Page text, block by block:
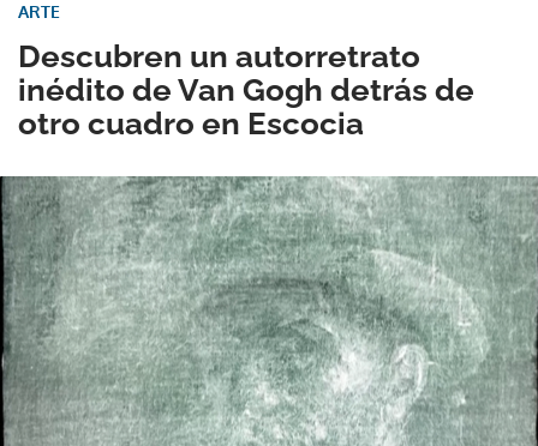
Descubren un autorretrato
inédito de Van Gogh detrás de
otro cuadro en Escocia
ARTE